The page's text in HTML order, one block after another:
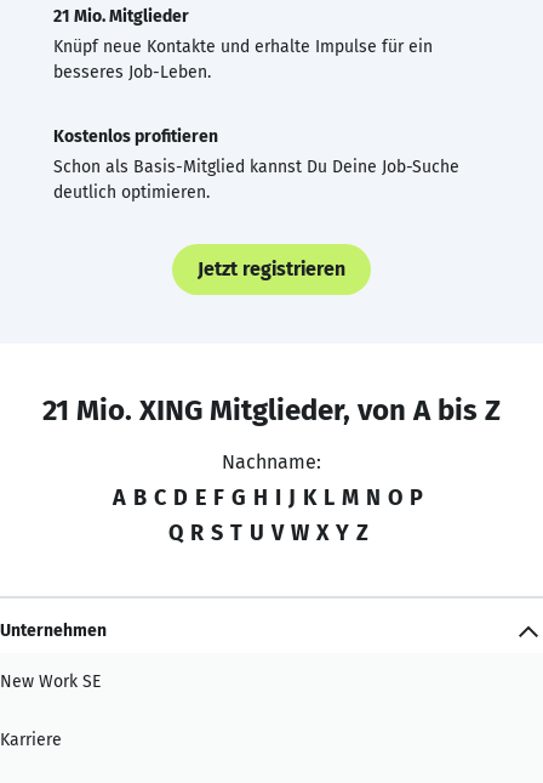
21 Mio. Mitglieder
Knüpf neue Kontakte und erhalte Impulse für ein
besseres Job-Leben.
Kostenlos profitieren
Schon als Basis-Mitglied kannst Du Deine Job-Suche
deutlich optimieren.
Jetzt registrieren
21 Mio. XING Mitglieder, von A bis Z
Nachname:
A B C D E F G H I J K L M N O P
Q R S T U V W X Y Z
Unternehmen
New Work SE
Karriere